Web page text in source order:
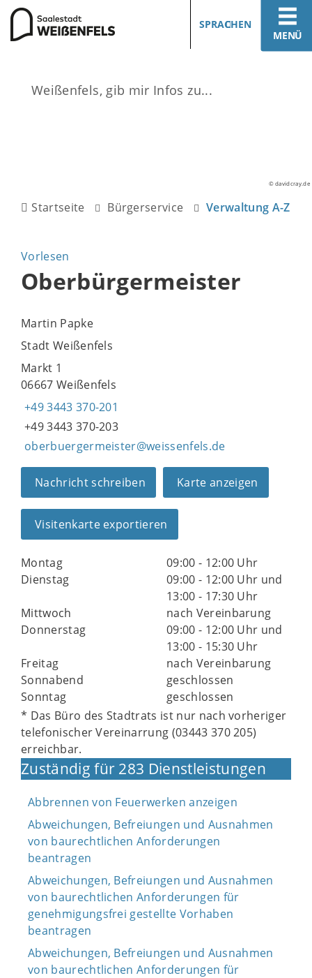
MENÜ
SPRACHEN
© davidcray.de
Startseite Bürgerservice Verwaltung A-Z
Vorlesen
Oberbürgermeister
Martin Papke
Stadt Weißenfels
Markt 1
06667 Weißenfels
+49 3443 370-201
+49 3443 370-203
oberbuergermeister@weissenfels.de
Nachricht schreiben Karte anzeigen
Visitenkarte exportieren
Montag
09:00 - 12:00 Uhr
Dienstag
09:00 - 12:00 Uhr und
13:00 - 17:30 Uhr
Mittwoch
nach Vereinbarung
Donnerstag
09:00 - 12:00 Uhr und
13:00 - 15:30 Uhr
Freitag
nach Vereinbarung
Sonnabend
geschlossen
Sonntag
geschlossen
* Das Büro des Stadtrats ist nur nach vorheriger
telefonischer Vereinarrung (03443 370 205)
erreichbar.
Zuständig für 283 Dienstleistungen
Abbrennen von Feuerwerken anzeigen
Abweichungen, Befreiungen und Ausnahmen
von baurechtlichen Anforderungen
beantragen
Abweichungen, Befreiungen und Ausnahmen
von baurechtlichen Anforderungen für
genehmigungsfrei gestellte Vorhaben
beantragen
Abweichungen, Befreiungen und Ausnahmen
von baurechtlichen Anforderungen für